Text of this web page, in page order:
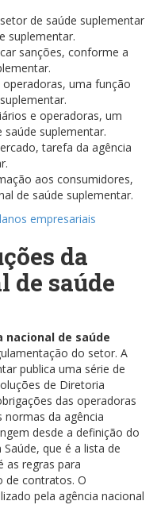
de saúde suplementar
suplementar.
sanções, conforme a
uma função
e operadoras, um
saúde suplementar.
tarefa da agência
aos consumidores,
de saúde suplementar.
empresariais
da
de saúde
nacional de saúde
do setor. A
publica uma série de
de Diretoria
das operadoras
normas da agência
desde a definição do
que é a lista de
as regras para
de contratos. O
pela agência nacional